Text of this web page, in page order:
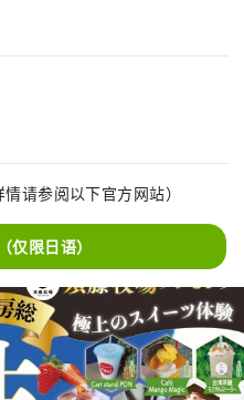
馆山度过一段悠闲自在的时
请参阅以下官方网站）
仅限日语）